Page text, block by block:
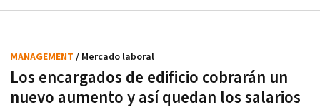
Los encargados de edificio cobrarán un
nuevo aumento y así quedan los salarios
MANAGEMENT / Mercado laboral